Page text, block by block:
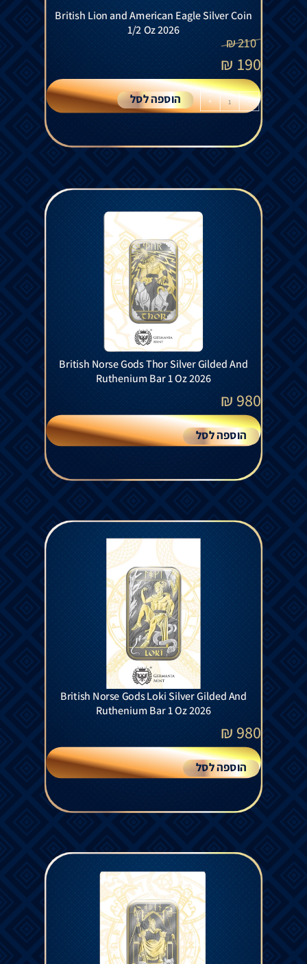
British Lion and American Eagle Silver Coin
1/2 Oz 2026
210
₪
190
₪
-
+ הוספה לסל
British Norse Gods Thor Silver Gilded And
Ruthenium Bar 1 Oz 2026
980
₪
הוספה לסל
British Norse Gods Loki Silver Gilded And
Ruthenium Bar 1 Oz 2026
980
₪
הוספה לסל